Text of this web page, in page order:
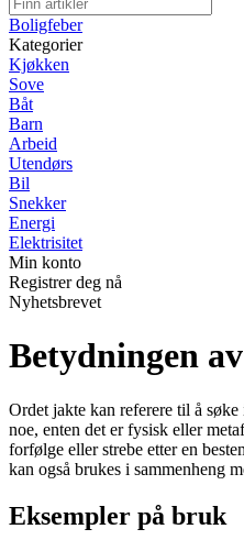
Boligfeber
Kategorier
Kjøkken
Sove
Båt
Barn
Arbeid
Utendørs
Bil
Snekker
Energi
Elektrisitet
Min konto
Registrer deg nå
Nyhetsbrevet
Betydningen
Ordet jakte kan referere til å
noe, enten det er fysisk eller
forfølge eller strebe etter en
kan også brukes i sammenheng
Eksempler på bruk